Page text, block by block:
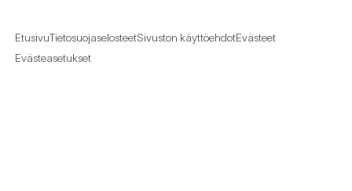
EtusivuTietosuojaselosteetSivuston käyttöehdotEvästeet
Evästeasetukset